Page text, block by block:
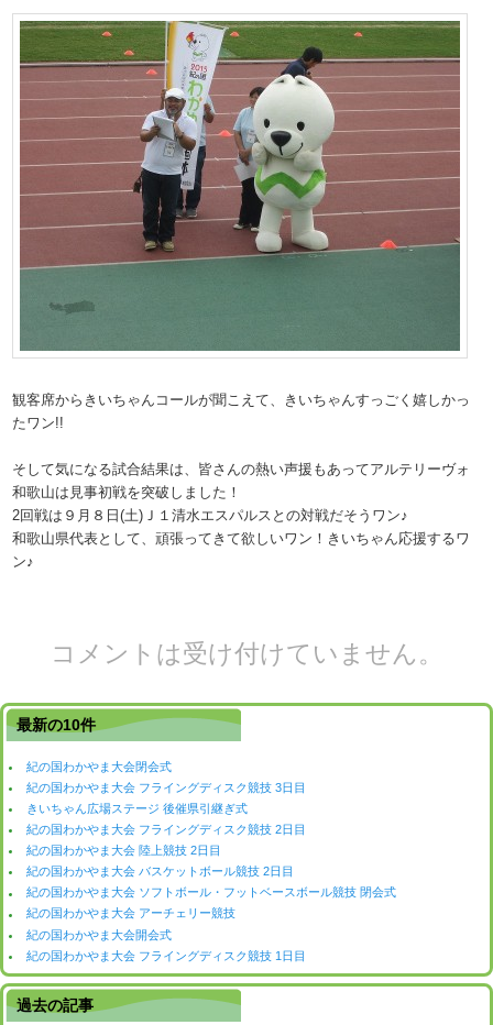
観客席からきいちゃんコールが聞こえて、きいちゃんすっごく嬉しかっ
たワン!!
そして気になる試合結果は、皆さんの熱い声援もあってアルテリーヴォ
和歌山は見事初戦を突破しました！
2回戦は９月８日(土)Ｊ１清水エスパルスとの対戦だそうワン♪
和歌山県代表として、頑張ってきて欲しいワン！きいちゃん応援するワ
ン♪
コメントは受け付けていません。
最新の10件
紀の国わかやま大会閉会式
紀の国わかやま大会 フライングディスク競技 3日目
きいちゃん広場ステージ 後催県引継ぎ式
紀の国わかやま大会 フライングディスク競技 2日目
紀の国わかやま大会 陸上競技 2日目
紀の国わかやま大会 バスケットボール競技 2日目
紀の国わかやま大会 ソフトボール・フットベースボール競技 閉会式
紀の国わかやま大会 アーチェリー競技
紀の国わかやま大会開会式
紀の国わかやま大会 フライングディスク競技 1日目
過去の記事